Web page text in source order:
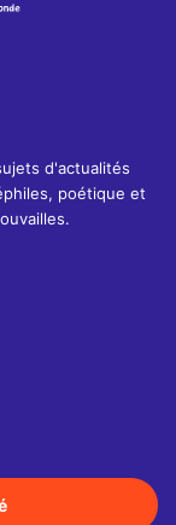
d'actualités
poétique et